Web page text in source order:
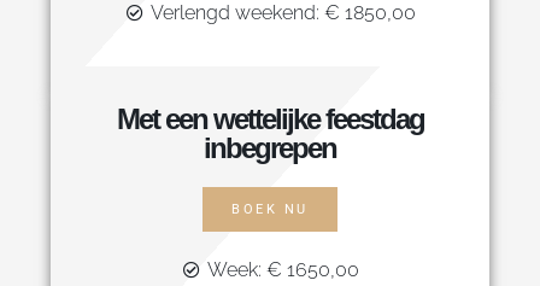
Verlengd weekend: € 1850,00
Met een wettelijke feestdag
inbegrepen
BOEK NU
Week: € 1650,00